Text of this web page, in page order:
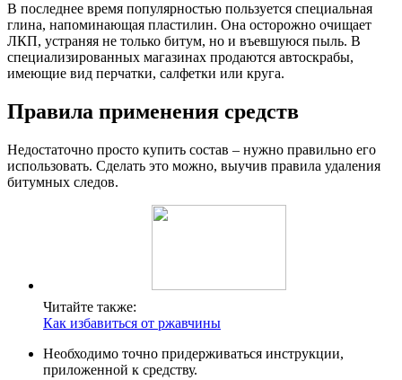
В последнее время популярностью пользуется специальная
глина, напоминающая пластилин. Она осторожно очищает
ЛКП, устраняя не только битум, но и въевшуюся пыль. В
специализированных магазинах продаются автоскрабы,
имеющие вид перчатки, салфетки или круга.
Правила применения средств
Недостаточно просто купить состав – нужно правильно его
использовать. Сделать это можно, выучив правила удаления
битумных следов.
Читайте также:
Как избавиться от ржавчины
Необходимо точно придерживаться инструкции,
приложенной к средству.